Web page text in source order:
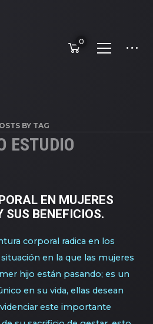
0
BY TAG
ESTUDIO
EN MUJERES
BENEFICIOS.
corporal radica en los
en la que las mujeres
hijo están pasando; es un
en su vida, ellas desean
este importante